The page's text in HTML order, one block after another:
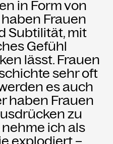
in Form von
Frauen
Subtilität, mit
Gefühl
lässt. Frauen
sehr oft
es auch
haben Frauen
zu
ich als
explodiert –